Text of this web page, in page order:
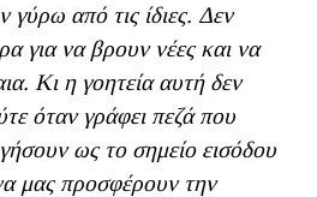
γύρω από τις ίδιες. Δεν
για να βρουν νέες και να
Κι η γοητεία αυτή δεν
όταν γράφει πεζά που
ως το σημείο εισόδου
μας προσφέρουν την